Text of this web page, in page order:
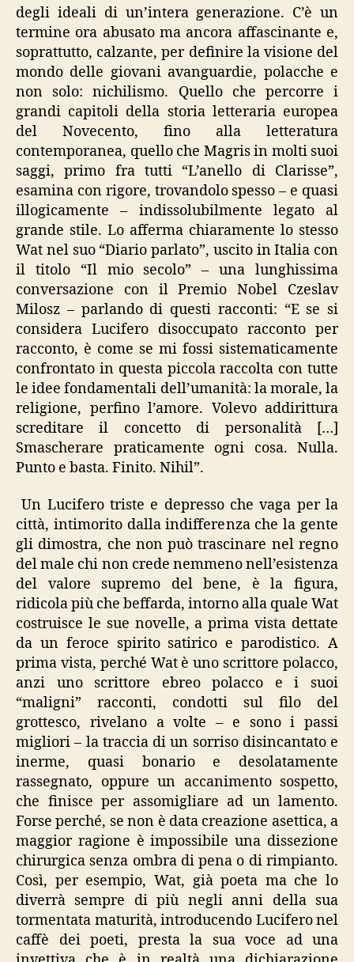
degli ideali di un’intera generazione. C’è un
termine ora abusato ma ancora affascinante e,
soprattutto, calzante, per definire la visione del
mondo delle giovani avanguardie, polacche e
non solo: nichilismo. Quello che percorre i
grandi capitoli della storia letteraria europea
del Novecento, fino alla letteratura
contemporanea, quello che Magris in molti suoi
saggi, primo fra tutti “L’anello di Clarisse”,
esamina con rigore, trovandolo spesso – e quasi
illogicamente – indissolubilmente legato al
grande stile. Lo afferma chiaramente lo stesso
Wat nel suo “Diario parlato”, uscito in Italia con
il titolo “Il mio secolo” – una lunghissima
conversazione con il Premio Nobel Czeslav
Milosz – parlando di questi racconti: “E se si
considera Lucifero disoccupato racconto per
racconto, è come se mi fossi sistematicamente
confrontato in questa piccola raccolta con tutte
le idee fondamentali dell’umanità: la morale, la
religione, perfino l’amore. Volevo addirittura
screditare il concetto di personalità […]
Smascherare praticamente ogni cosa. Nulla.
Punto e basta. Finito. Nihil”.
Un Lucifero triste e depresso che vaga per la
città, intimorito dalla indifferenza che la gente
gli dimostra, che non può trascinare nel regno
del male chi non crede nemmeno nell’esistenza
del valore supremo del bene, è la figura,
ridicola più che beffarda, intorno alla quale Wat
costruisce le sue novelle, a prima vista dettate
da un feroce spirito satirico e parodistico. A
prima vista, perché Wat è uno scrittore polacco,
anzi uno scrittore ebreo polacco e i suoi
“maligni” racconti, condotti sul filo del
grottesco, rivelano a volte – e sono i passi
migliori – la traccia di un sorriso disincantato e
inerme, quasi bonario e desolatamente
rassegnato, oppure un accanimento sospetto,
che finisce per assomigliare ad un lamento.
Forse perché, se non è data creazione asettica, a
maggior ragione è impossibile una dissezione
chirurgica senza ombra di pena o di rimpianto.
Così, per esempio, Wat, già poeta ma che lo
diverrà sempre di più negli anni della sua
tormentata maturità, introducendo Lucifero nel
caffè dei poeti, presta la sua voce ad una